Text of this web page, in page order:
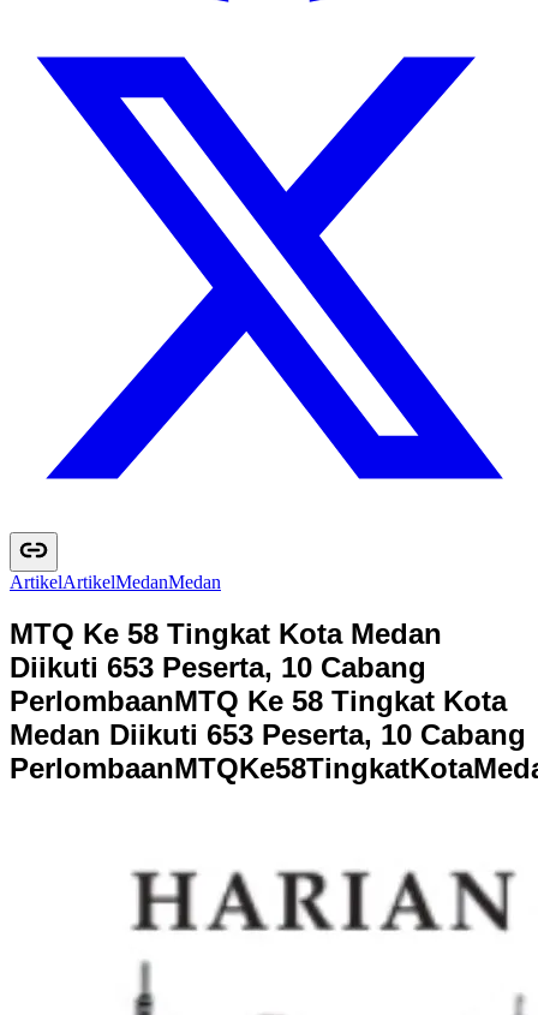
ArtikelArtikelMedanMedan
MTQ Ke 58 Tingkat Kota Medan
Diikuti 653 Peserta, 10 Cabang
PerlombaanMTQ Ke 58 Tingkat Kota
Medan Diikuti 653 Peserta, 10 Cabang
PerlombaanMTQKe58TingkatKotaMed